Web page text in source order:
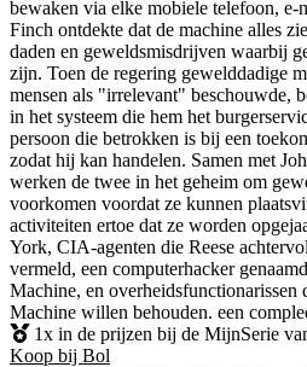
bewaken via elke mobiele telefoon, e-
Finch ontdekte dat de machine alles
daden en geweldsmisdrijven waarbij
zijn. Toen de regering gewelddadige
mensen als "irrelevant" beschouwde,
in het systeem die hem het
persoon die betrokken is bij een
zodat hij kan handelen. Samen met
werken de twee in het geheim om
voorkomen voordat ze kunnen
activiteiten ertoe dat ze worden
York, CIA-agenten die Reese
vermeld, een computerhacker
Machine, en overheidsfunctionarissen
Machine willen behouden. een
1x in de prijzen bij de MijnSerie
Koop bij Bol